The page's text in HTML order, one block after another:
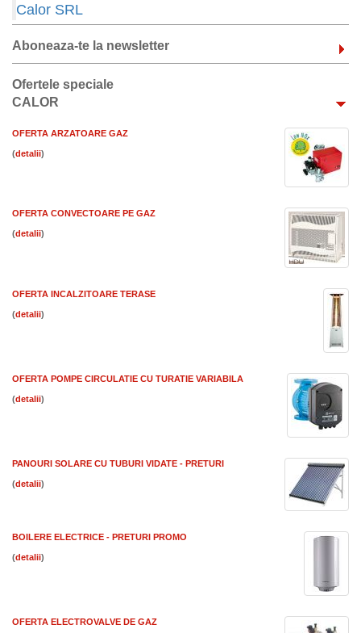
Calor SRL
Aboneaza-te la newsletter
Ofertele speciale
CALOR
OFERTA ARZATOARE GAZ
( )
OFERTA CONVECTOARE PE GAZ
( )
OFERTA INCALZITOARE TERASE
( )
OFERTA POMPE CIRCULATIE CU TURATIE VARIABILA
( )
PANOURI SOLARE CU TUBURI VIDATE - PRETURI
( )
BOILERE ELECTRICE - PRETURI PROMO
( )
OFERTA ELECTROVALVE DE GAZ